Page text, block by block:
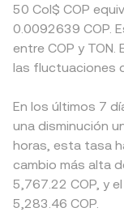
50 Col$ COP
0.0092639 COP.
entre COP y
las fluctuaciones
En los últimos 7
una disminución
horas, esta tasa
cambio más alta
5,767.22 COP, y
5,283.46 COP.